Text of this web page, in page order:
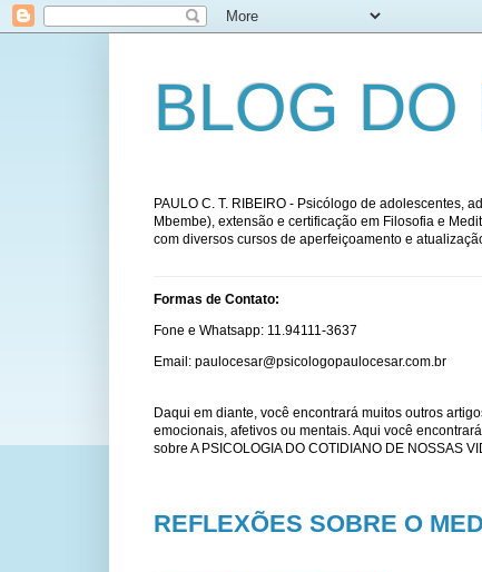
BLOG DO
PAULO C. T. RIBEIRO - Psicólogo de adolescentes,
Mbembe), extensão e certificação em Filosofia e
com diversos cursos de aperfeiçoamento e
Formas de Contato:
Fone e Whatsapp: 11.94111-3637
Email: paulocesar@psicologopaulocesar.com.br
Daqui em diante, você encontrará muitos outros
emocionais, afetivos ou mentais. Aqui você
sobre A PSICOLOGIA DO COTIDIANO DE NOSSAS
REFLEXÕES SOBRE O